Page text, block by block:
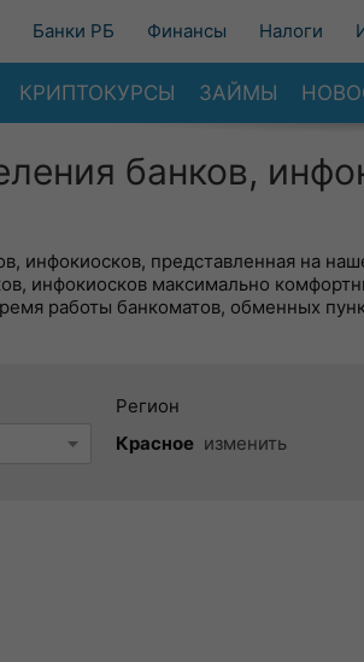
Банки РБ Финансы Налоги
КРИПТОКУРСЫ ЗАЙМЫ
банков,
инфокиосков, представленная на
инфокиосков максимально
работы банкоматов, обменных
Регион
Красное изменить